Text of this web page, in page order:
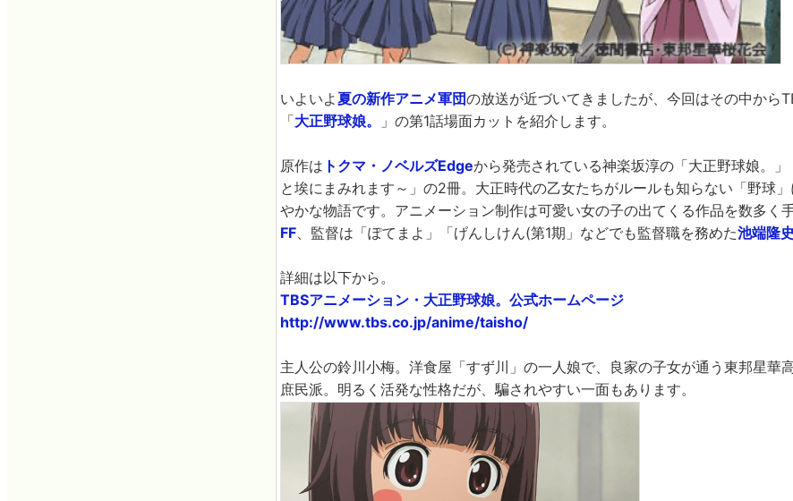
いよいよ夏の新作アニメ軍団の放送が近づいてきましたが、今回はその中から
「大正野球娘。 」の第1話場面カットを紹介します。
原作は トクマ・ノベルズEdgeから発売されている神楽坂淳の「大正野球娘。
と埃にまみれます～」の2冊。大正時代の乙女たちがルールも知らない「野球
やかな物語です。アニメーション制作は可愛い女の子の出てくる作品を数多く
FF 、監督は「ぽてまよ」「げんしけん(第1期」などでも監督職を務めた池端隆史
詳細は以下から。
TBSアニメーション・大正野球娘。公式ホームページ
http://www.tbs.co.jp/anime/taisho/
主人公の鈴川小梅。洋食屋「すず川」の一人娘で、良家の子女が通う東邦星華
庶民派。明るく活発な性格だが、騙されやすい一面もあります。